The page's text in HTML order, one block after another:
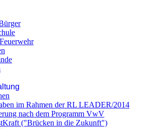
im Rahmen der RL LEADER/2014
nach dem Programm VwV
("Brücken in die Zukunft")